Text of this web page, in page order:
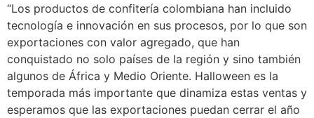
“Los productos de confitería colombiana han incluido
tecnología e innovación en sus procesos, por lo que son
exportaciones con valor agregado, que han
conquistado no solo países de la región y sino también
algunos de África y Medio Oriente. Halloween es la
temporada más importante que dinamiza estas ventas y
esperamos que las exportaciones puedan cerrar el año